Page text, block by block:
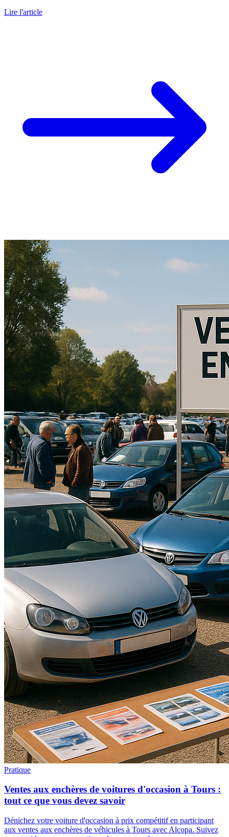
Lire l'article
Pratique
Ventes aux enchères de voitures d'occasion à Tours :
tout ce que vous devez savoir
Dénichez votre voiture d'occasion à prix compétitif en participant
aux ventes aux enchères de véhicules à Tours avec Alcopa. Suivez